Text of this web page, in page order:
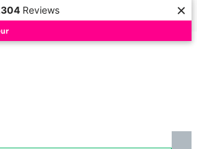
Reviews ×
& 1 á 2 werkdagen levertijd